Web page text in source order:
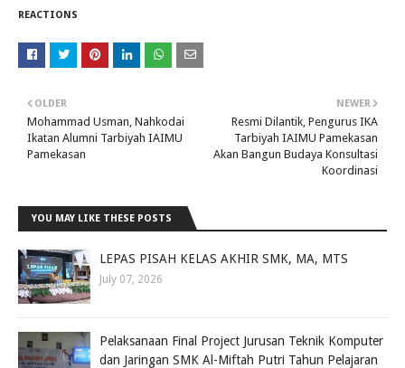
REACTIONS
NEWER
Resmi Dilantik, Pengurus IKA
Tarbiyah IAIMU Pamekasan
Akan Bangun Budaya Konsultasi
Koordinasi
OLDER
Mohammad Usman, Nahkodai
Ikatan Alumni Tarbiyah IAIMU
Pamekasan
YOU MAY LIKE THESE POSTS
LEPAS PISAH KELAS AKHIR SMK, MA, MTS
July 07, 2026
Pelaksanaan Final Project Jurusan Teknik Komputer
dan Jaringan SMK Al-Miftah Putri Tahun Pelajaran